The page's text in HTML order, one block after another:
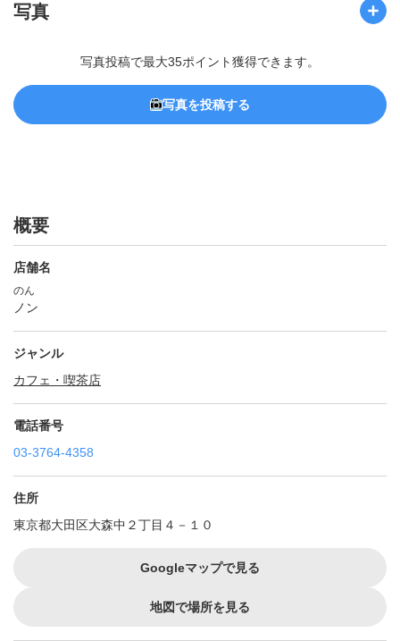
写真
写真投稿で最大35ポイント獲得できます。
写真を投稿する
概要
店舗名
のん
ノン
ジャンル
カフェ・喫茶店
電話番号
03-3764-4358
住所
東京都大田区大森中２丁目４－１０
Googleマップで見る
地図で場所を見る